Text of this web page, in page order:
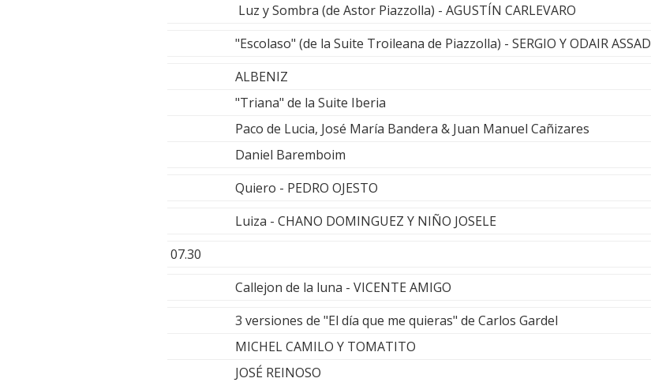
Luz y Sombra (de Astor Piazzolla) - AGUSTÍN CARLEVARO
"Escolaso" (de la Suite Troileana de Piazzolla) - SERGIO Y ODAIR ASSAD
ALBENIZ
"Triana" de la Suite Iberia
Paco de Lucia, José María Bandera & Juan Manuel Cañizares
Daniel Baremboim
Quiero - PEDRO OJESTO
Luiza - CHANO DOMINGUEZ Y NIÑO JOSELE
07.30
Callejon de la luna - VICENTE AMIGO
3 versiones de "El día que me quieras" de Carlos Gardel
MICHEL CAMILO Y TOMATITO
JOSÉ REINOSO